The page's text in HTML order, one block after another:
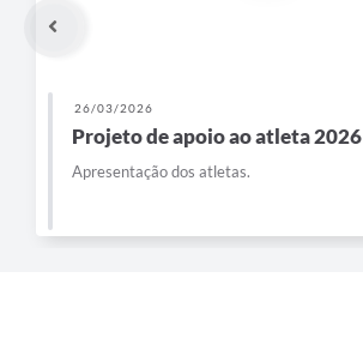
26/03/2026
Projeto de apoio ao atleta 2026
Apresentação dos atletas.